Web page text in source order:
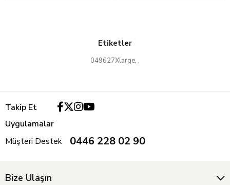
Etiketler
049627Xlarge, ,
Takip Et
Uygulamalar
Müşteri Destek
0446 228 02 90
Bize Ulaşın